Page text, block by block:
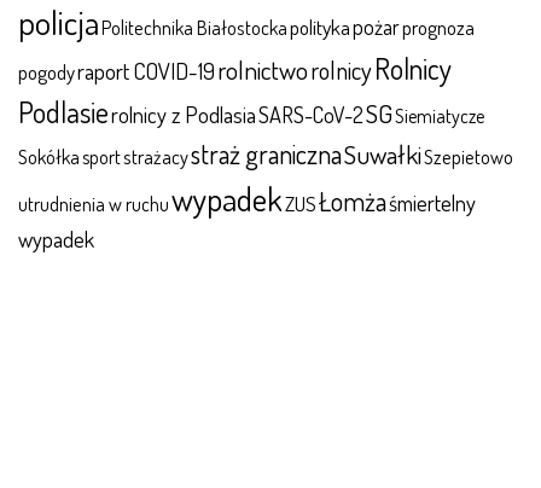
policjaPolitechnika Białostockapolitykapożarprognoza
pogodyraport COVID-19rolnictworolnicyRolnicy
Podlasierolnicy z PodlasiaSARS-CoV-2SGSiemiatycze
Sokółkasportstrażacystraż granicznaSuwałkiSzepietowo
utrudnienia w ruchuwypadekZUSŁomżaśmiertelny
wypadek